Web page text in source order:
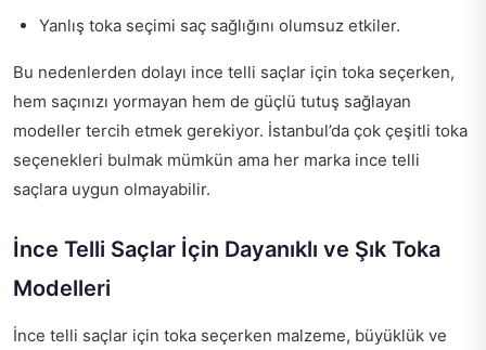
Yanlış toka seçimi saç sağlığını olumsuz etkiler.
Bu nedenlerden dolayı ince telli saçlar için toka seçerken,
hem saçınızı yormayan hem de güçlü tutuş sağlayan
modeller tercih etmek gerekiyor. İstanbul’da çok çeşitli toka
seçenekleri bulmak mümkün ama her marka ince telli
saçlara uygun olmayabilir.
İnce Telli Saçlar İçin Dayanıklı ve Şık Toka
Modelleri
İnce telli saçlar için toka seçerken malzeme, büyüklük ve